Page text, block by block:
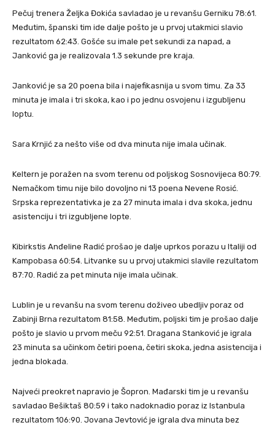
Pečuj trenera Željka Đokića savladao je u revanšu Gerniku 78:61.
Međutim, španski tim ide dalje pošto je u prvoj utakmici slavio
rezultatom 62:43. Gošće su imale pet sekundi za napad, a
Janković ga je realizovala 1.3 sekunde pre kraja.
Janković je sa 20 poena bila i najefikasnija u svom timu. Za 33
minuta je imala i tri skoka, kao i po jednu osvojenu i izgubljenu
loptu.
Sara Krnjić za nešto više od dva minuta nije imala učinak.
Keltern je poražen na svom terenu od poljskog Sosnovijeca 80:79.
Nemačkom timu nije bilo dovoljno ni 13 poena Nevene Rosić.
Srpska reprezentativka je za 27 minuta imala i dva skoka, jednu
asistenciju i tri izgubljene lopte.
Kibirkstis Anđeline Radić prošao je dalje uprkos porazu u Italiji od
Kampobasa 60:54. Litvanke su u prvoj utakmici slavile rezultatom
87:70. Radić za pet minuta nije imala učinak.
Lublin je u revanšu na svom terenu doživeo ubedljiv poraz od
Zabinji Brna rezultatom 81:58. Međutim, poljski tim je prošao dalje
pošto je slavio u prvom meču 92:51. Dragana Stanković je igrala
23 minuta sa učinkom četiri poena, četiri skoka, jedna asistencija i
jedna blokada.
Najveći preokret napravio je Šopron. Mađarski tim je u revanšu
savladao Bešiktaš 80:59 i tako nadoknadio poraz iz Istanbula
rezultatom 106:90. Jovana Jevtović je igrala dva minuta bez